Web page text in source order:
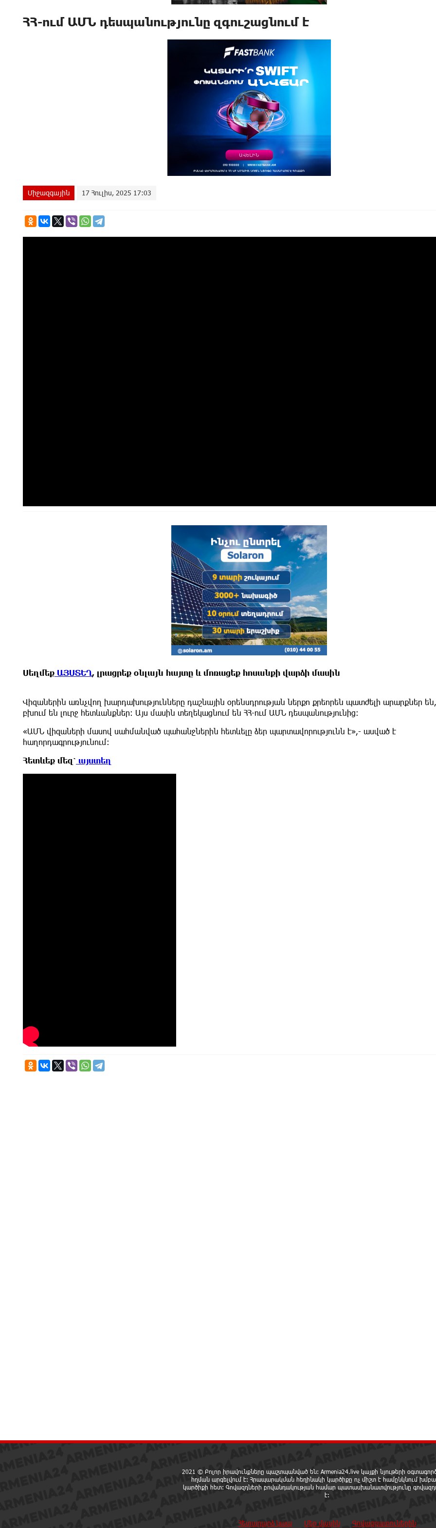
ՀՀ-ում ԱՄՆ դեսպանությունը զգուշացնում է
Միջազգային 17 Հուլիս, 2025 17:03
Սեղմեք ԱՅՍՏԵՂ, լրացրեք օնլայն հայտը և մոռացեք հոսանքի վարձի մասին
Վիզաներին առնչվող խարդախությունները դաշնային օրենսդրության ներքո քրեորեն պատժելի արարքներ
բխում են լուրջ հետևանքներ։ Այս մասին տեղեկացնում են ՀՀ-ում ԱՄՆ դեսպանությունից:
«ԱՄՆ վիզաների մասով սահմանված պահանջներին հետևելը ձեր պարտավորությունն է»,- ասված է
հաղորդագրությունում։
Հետևեք մեզ՝ այստեղ
2021 © Բոլոր իրավունքները պաշտպանված են: Armenia24.live կայքի նյութերի
հղման արգելվում է: Հրապարակման հեղինակի կարծիքը ոչ միշտ է համընկնում
կարծիքի հետ: Գովազդների բովանդակության համար պատասխանատվությունը
է:
Հետադարձ կապ Մեր մասին Գովազդատուներին